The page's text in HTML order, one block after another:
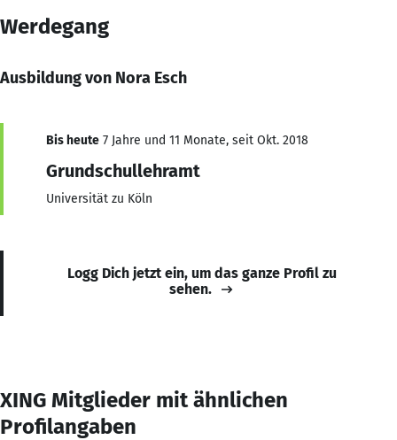
Werdegang
Ausbildung von Nora Esch
Bis heute 7 Jahre und 11 Monate, seit Okt. 2018
Grundschullehramt
Universität zu Köln
Logg Dich jetzt ein, um das ganze Profil zu
sehen.
XING Mitglieder mit ähnlichen
Profilangaben